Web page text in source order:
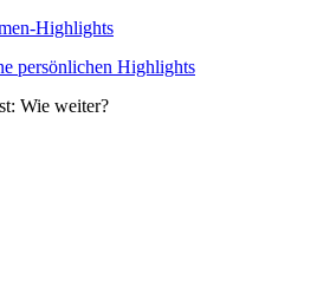
Highlights
persönlichen Highlights
Wie weiter?